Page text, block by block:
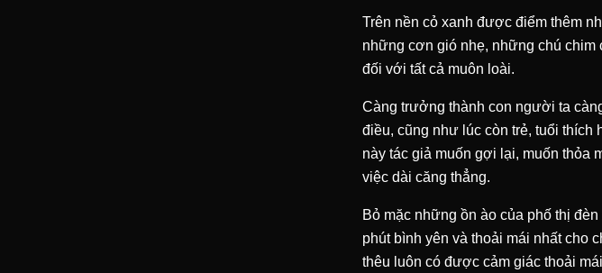
Trên nền cỏ xanh được điểm thêm
những cơn gió nhẹ, những chú
đối với tất cả muôn loài.
Càng trưởng thành con người ta
điều, cũng như lúc còn trẻ, tuổi
này tác giả muốn gợi lại, muốn thỏa
việc dài căng thẳng.
Bỏ mặc những ồn ào của phố thị
phút bình yên và thoải mái nhất cho
thêu luôn có được cảm giác thoải